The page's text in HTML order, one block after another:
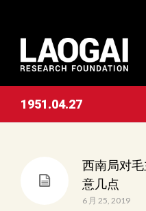
1951.04.27
西南局对
意几点
6 月 25, 2019